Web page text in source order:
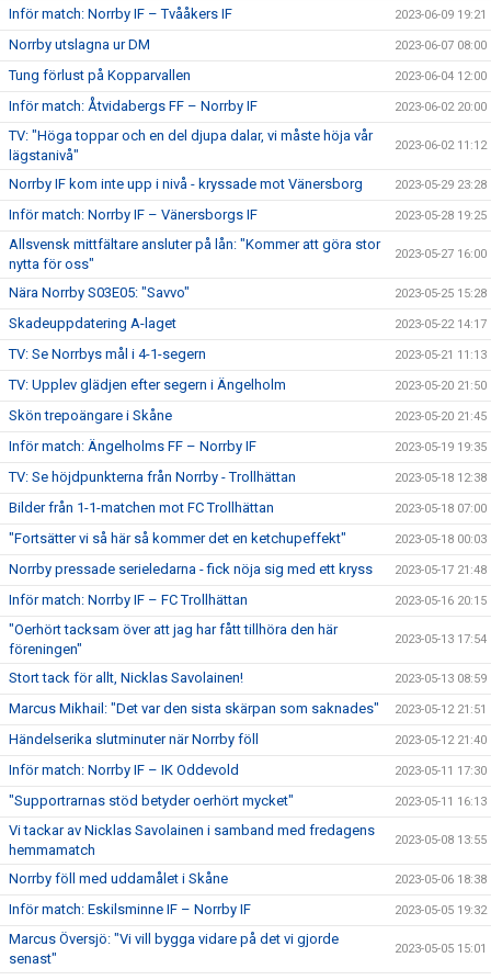
Inför match: Norrby IF – Tvååkers IF 2023-06-09 19:21
Norrby utslagna ur DM 2023-06-07 08:00
Tung förlust på Kopparvallen 2023-06-04 12:00
Inför match: Åtvidabergs FF – Norrby IF 2023-06-02 20:00
TV: "Höga toppar och en del djupa dalar, vi måste höja vår
lägstanivå"
2023-06-02 11:12
Norrby IF kom inte upp i nivå - kryssade mot Vänersborg 2023-05-29 23:28
Inför match: Norrby IF – Vänersborgs IF 2023-05-28 19:25
Allsvensk mittfältare ansluter på lån: "Kommer att göra stor
nytta för oss"
2023-05-27 16:00
Nära Norrby S03E05: "Savvo" 2023-05-25 15:28
Skadeuppdatering A-laget 2023-05-22 14:17
TV: Se Norrbys mål i 4-1-segern 2023-05-21 11:13
TV: Upplev glädjen efter segern i Ängelholm 2023-05-20 21:50
Skön trepoängare i Skåne 2023-05-20 21:45
Inför match: Ängelholms FF – Norrby IF 2023-05-19 19:35
TV: Se höjdpunkterna från Norrby - Trollhättan 2023-05-18 12:38
Bilder från 1-1-matchen mot FC Trollhättan 2023-05-18 07:00
"Fortsätter vi så här så kommer det en ketchupeffekt" 2023-05-18 00:03
Norrby pressade serieledarna - fick nöja sig med ett kryss 2023-05-17 21:48
Inför match: Norrby IF – FC Trollhättan 2023-05-16 20:15
"Oerhört tacksam över att jag har fått tillhöra den här
föreningen"
2023-05-13 17:54
Stort tack för allt, Nicklas Savolainen! 2023-05-13 08:59
Marcus Mikhail: "Det var den sista skärpan som saknades" 2023-05-12 21:51
Händelserika slutminuter när Norrby föll 2023-05-12 21:40
Inför match: Norrby IF – IK Oddevold 2023-05-11 17:30
"Supportrarnas stöd betyder oerhört mycket" 2023-05-11 16:13
Vi tackar av Nicklas Savolainen i samband med fredagens
hemmamatch
2023-05-08 13:55
Norrby föll med uddamålet i Skåne 2023-05-06 18:38
Inför match: Eskilsminne IF – Norrby IF 2023-05-05 19:32
Marcus Översjö: "Vi vill bygga vidare på det vi gjorde
senast"
2023-05-05 15:01